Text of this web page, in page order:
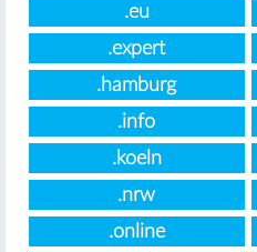
.eu
.expert
.hamburg
.info
.koeln
.nrw
.online